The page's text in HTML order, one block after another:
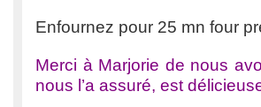
Enfournez pour 25 mn four
Merci à Marjorie de nous
nous l’a assuré, est